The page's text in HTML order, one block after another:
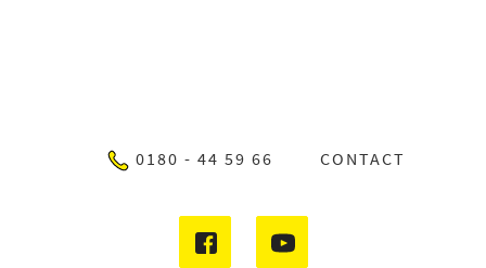
0180 - 44 59 66 CONTACT